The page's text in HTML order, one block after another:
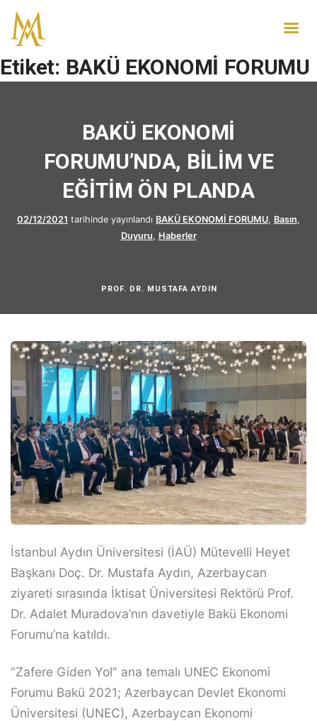
Etiket: BAKÜ EKONOMİ FORUMU
BAKÜ EKONOMİ
FORUMU’NDA, BİLİM VE
EĞİTİM ÖN PLANDA
02/12/2021 tarihinde yayınlandı BAKÜ EKONOMİ FORUMU, Basın,
Duyuru, Haberler
PROF. DR. MUSTAFA AYDIN
İstanbul Aydın Üniversitesi (İAÜ) Mütevelli Heyet
Başkanı Doç. Dr. Mustafa Aydın, Azerbaycan
ziyareti sırasında İktisat Üniversitesi Rektörü Prof.
Dr. Adalet Muradova’nın davetiyle Bakü Ekonomi
Forumu’na katıldı.
“Zafere Giden Yol” ana temalı UNEC Ekonomi
Forumu Bakü 2021; Azerbaycan Devlet Ekonomi
Üniversitesi (UNEC), Azerbaycan Ekonomi